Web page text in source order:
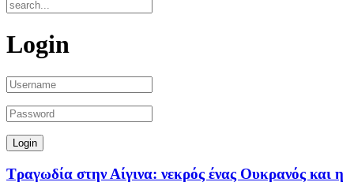
Login
Τραγωδία στην Αίγινα: νεκρός ένας Ουκρανός και η